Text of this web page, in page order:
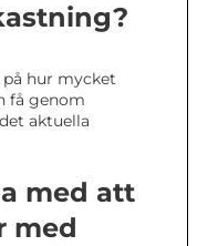
hur mycket
få genom
aktuella
med att
med